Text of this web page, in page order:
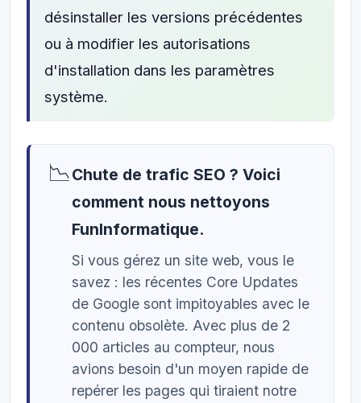
désinstaller les versions précédentes
ou à modifier les autorisations
d'installation dans les paramètres
système.
📉Chute de trafic SEO ? Voici
comment nous nettoyons
FunInformatique.
Si vous gérez un site web, vous le
savez : les récentes Core Updates
de Google sont impitoyables avec le
contenu obsolète. Avec plus de 2
000 articles au compteur, nous
avions besoin d'un moyen rapide de
repérer les pages qui tiraient notre